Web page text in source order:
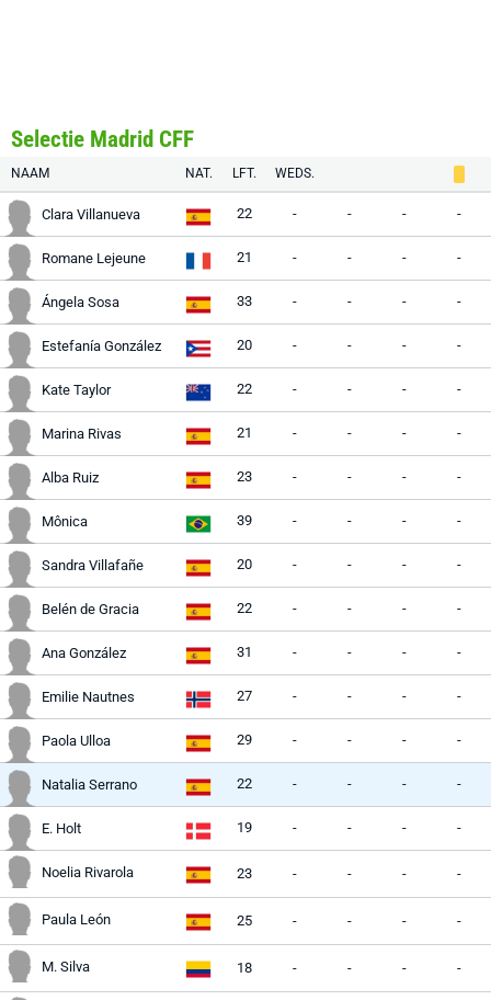
Selectie Madrid CFF
NAAM NAT. LFT. WEDS.
Clara Villanueva 22 - - - -
Romane Lejeune 21 - - - -
Ángela Sosa 33 - - - -
Estefanía González 20 - - - -
Kate Taylor 22 - - - -
Marina Rivas 21 - - - -
Alba Ruiz 23 - - - -
Mônica 39 - - - -
Sandra Villafañe 20 - - - -
Belén de Gracia 22 - - - -
Ana González 31 - - - -
Emilie Nautnes 27 - - - -
Paola Ulloa 29 - - - -
Natalia Serrano 22 - - - -
E. Holt 19 - - - -
Noelia Rivarola 23 - - - -
Paula León 25 - - - -
M. Silva 18 - - - -